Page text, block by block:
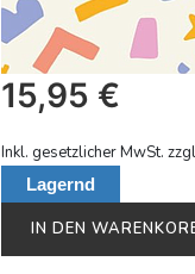
15,95 €
Inkl. gesetzlicher MwSt.
Lagernd
IN DEN